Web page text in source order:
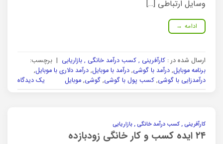
وسایل ارتباطی […]
ادامه →
ارسال شده در : کارآفرینی , کسب درآمد خانگی , بازاریابی | برچسب:
برنامه موبایل, درآمد با گوشی, درآمد با موبایل, درآمد دلاری با موبایل,
درآمدزایی با گوشی, کسب پول با گوشی, گوشی, موبایل یک دیدگاه
کارآفرینی , کسب درآمد خانگی , بازاریابی
۲۴ ایده کسب و کار خانگی زودبازده